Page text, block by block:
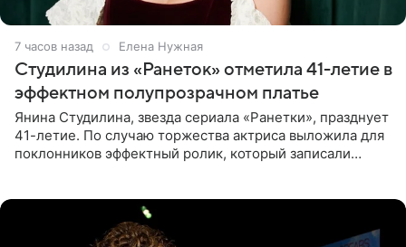
7 часов назад Елена Нужная
Студилина из «Ранеток» отметила 41-летие в
эффектном полупрозрачном платье
Янина Студилина, звезда сериала «Ранетки», празднует
41-летие. По случаю торжества актриса выложила для
поклонников эффектный ролик, который записали